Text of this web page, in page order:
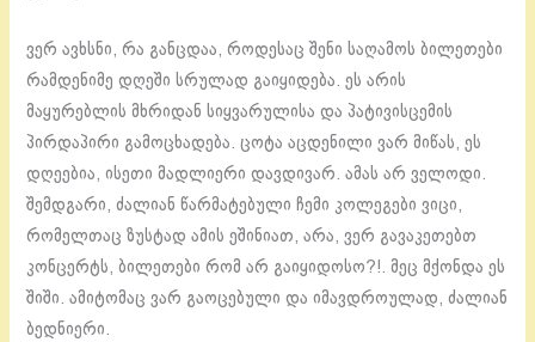
ვერ ავხსნი, რა განცდაა, როდესაც შენი საღამოს ბილეთები
რამდენიმე დღეში სრულად გაიყიდება. ეს არის
მაყურებლის მხრიდან სიყვარულისა და პატივისცემის
პირდაპირი გამოცხადება. ცოტა აცდენილი ვარ მიწას, ეს
დღეებია, ისეთი მადლიერი დავდივარ. ამას არ ველოდი.
შემდგარი, ძალიან წარმატებული ჩემი კოლეგები ვიცი,
რომელთაც ზუსტად ამის ეშინიათ, არა, ვერ გავაკეთებთ
კონცერტს, ბილეთები რომ არ გაიყიდოსო?!. მეც მქონდა ეს
შიში. ამიტომაც ვარ გაოცებული და იმავდროულად, ძალიან
ბედნიერი.